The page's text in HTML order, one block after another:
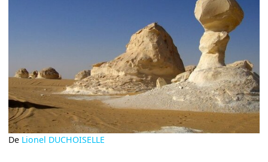
De Lionel DUCHOISELLE